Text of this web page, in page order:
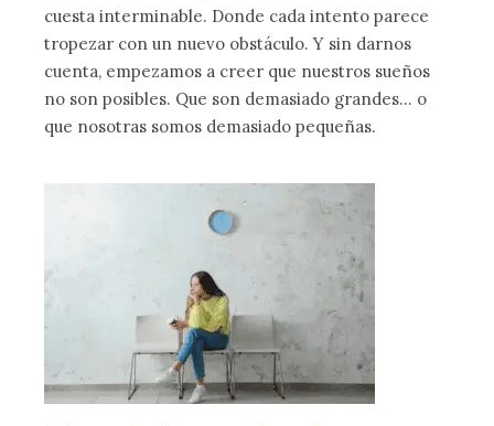
cuesta interminable. Donde cada intento parece
tropezar con un nuevo obstáculo. Y sin darnos
cuenta, empezamos a creer que nuestros sueños
no son posibles. Que son demasiado grandes… o
que nosotras somos demasiado pequeñas.